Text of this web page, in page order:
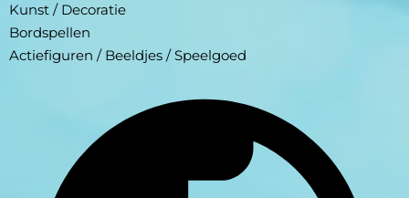
Kunst / Decoratie
Bordspellen
Actiefiguren / Beeldjes / Speelgoed